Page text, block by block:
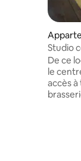
Studio
De ce
le
accès